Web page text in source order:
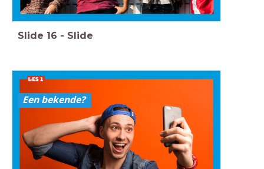
Slide 16 - Slide
Een bekende?